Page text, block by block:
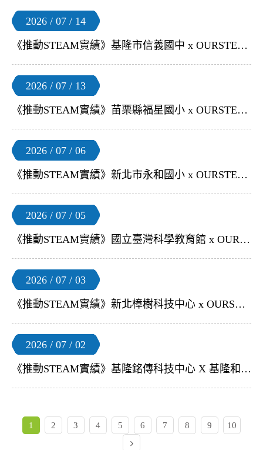
2026 / 07 / 14
《推動STEAM實績》基隆市信義國中 x OURSTEAM | 【無人機足球飛控教學】
2026 / 07 / 13
《推動STEAM實績》苗栗縣福星國小 x OURSTEAM | 【小小Youtuber XR體驗營】
2026 / 07 / 06
《推動STEAM實績》新北市永和國小 x OURSTEAM | 【新北市永和國小暑期營隊】
2026 / 07 / 05
《推動STEAM實績》國立臺灣科學教育館 x OURSTEAM |【2026 AI START！程式及無人機競賽】
2026 / 07 / 03
《推動STEAM實績》新北樟樹科技中心 x OURSTEAM | 【Arcade 遊戲編程 教師研習】
2026 / 07 / 02
《推動STEAM實績》基隆銘傳科技中心 X 基隆和平國小 x OURSTEAM | 【小飛球 教師研習教師研習】
1 2 3 4 5 6 7 8 9 10